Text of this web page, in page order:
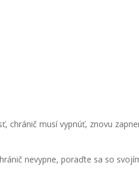
chránič musí vypnúť, znovu
nevypne, poraďte sa so